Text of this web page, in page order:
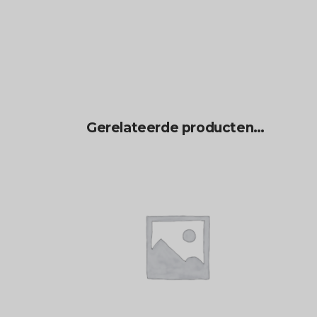
Gerelateerde producten…